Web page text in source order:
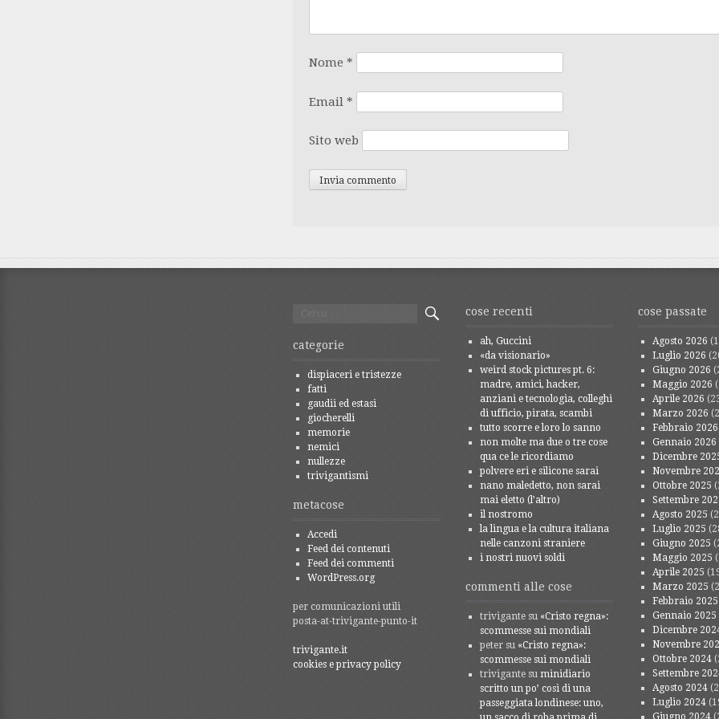
Nome *
Email *
Sito web
per:
categorie
dispiaceri e tristezze
fatti
gaudii ed estasi
giocherelli
memorie
nemici
nullezze
trivigantismi
metacose
Accedi
Feed dei contenuti
Feed dei commenti
WordPress.org
per comunicazioni utili
posta-at-trivigante-punto-it
trivigante.it
cookies e privacy policy
cose recenti
ah, Guccini
«da visionario»
weird stock pictures pt. 6:
madre, amici, hacker,
anziani e tecnologia, colleghi
di ufficio, pirata, scambi
tutto scorre e loro lo sanno
non molte ma due o tre cose
qua ce le ricordiamo
polvere eri e silicone sarai
nano maledetto, non sarai
mai eletto (l’altro)
il nostromo
la lingua e la cultura italiana
nelle canzoni straniere
i nostri nuovi soldi
commenti alle cose
trivigantesu «Cristo regna»:
scommesse sui mondiali
petersu «Cristo regna»:
scommesse sui mondiali
trivigantesu minidiario
scritto un po’ così di una
passeggiata londinese: uno,
cose passate
Agosto 2026
Luglio 2026
Giugno 2026
Maggio 2026
Aprile 2026
Marzo 2026
Febbraio 2026
Gennaio 2026
Dicembre
Novembre
Ottobre 2025
Settembre
Agosto 2025
Luglio 2025
Giugno 2025
Maggio 2025
Aprile 2025
Marzo 2025
Febbraio 2025
Gennaio 2025
Dicembre
Novembre
Ottobre 2024
Settembre
Agosto 2024
Luglio 2024
Giugno 2024